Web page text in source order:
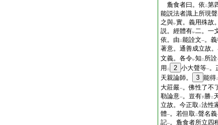
麁食者曰。依 二第
能説法者識上所現
之與レ實。義用殊故
説。經體有レ二。一
依。由 二能詮文一。
著意。通善成立故
文義。各令レ知 二 所詮
用 二 2 小大聲等一。
天親論師。
3 能得
大莊嚴一。佛性了不
勒論意一。豈有下勝二
立故。今正取 二法性
體一。若但取 二聲名義
記一。麁食者所立四